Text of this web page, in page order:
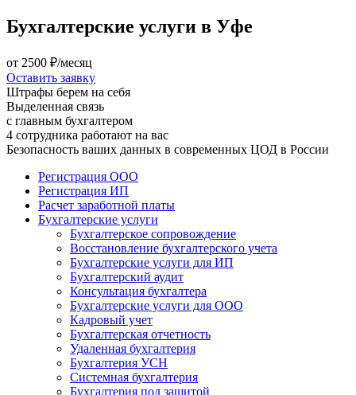
Бухгалтерские услуги в Уфе
от 2500 ₽/месяц
Оставить заявку
Штрафы берем на себя
Выделенная связь
с главным бухгалтером
4 сотрудника работают на вас
Безопасность ваших данных в современных ЦОД в России
Регистрация ООО
Регистрация ИП
Расчет заработной платы
Бухгалтерские услуги
Бухгалтерское сопровождение
Восстановление бухгалтерского учета
Бухгалтерские услуги для ИП
Бухгалтерский аудит
Консультация бухгалтера
Бухгалтерские услуги для ООО
Кадровый учет
Бухгалтерская отчетность
Удаленная бухгалтерия
Бухгалтерия УСН
Системная бухгалтерия
Бухгалтерия под защитой